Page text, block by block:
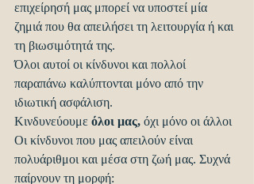
επιχείρησή μας μπορεί να υποστεί μία
ζημιά που θα απειλήσει τη λειτουργία ή και
τη βιωσιμότητά της.
Όλοι αυτοί οι κίνδυνοι και πολλοί
παραπάνω καλύπτονται μόνο από την
ιδιωτική ασφάλιση.
Κινδυνεύουμε όλοι μας, όχι μόνο οι άλλοι
Οι κίνδυνοι που μας απειλούν είναι
πολυάριθμοι και μέσα στη ζωή μας. Συχνά
παίρνουν τη μορφή: